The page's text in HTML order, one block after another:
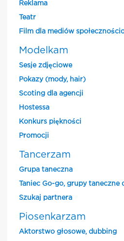
Reklama
Teatr
Film dla mediów
Modelkam
Sesje zdjęciowe
Pokazy (mody, hair)
Scoting dla agencji
Hostessa
Konkurs piękności
Promocji
Tancerzam
Grupa taneczna
Taniec Go-go, grupy taneczne
Szukaj partnera
Piosenkarzam
Aktorstwo głosowe, dubbing